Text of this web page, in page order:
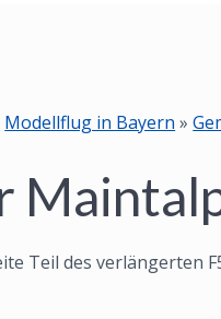
Modellflug in Bayern »
Teil des verlängerten